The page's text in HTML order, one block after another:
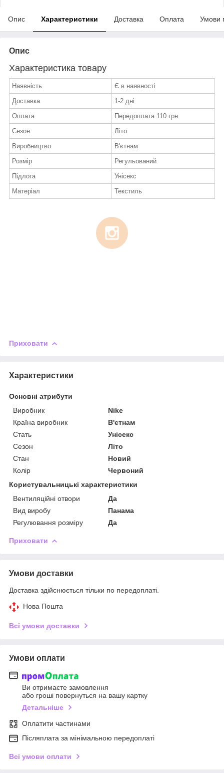
Опис Характеристики Доставка Оплата Умови
Опис
Характеристика товару
Наявність
Є в наявності
Доставка
1-2 дні
Оплата
Передоплата 110 грн
Сезон
Літо
Виробництво
В'єтнам
Розмір
Регульований
Підлога
Унісекс
Матеріал
Текстиль
Приховати
Характеристики
Основні атрибути
Виробник
Nike
Країна виробник
В'єтнам
Стать
Унісекс
Сезон
Літо
Стан
Новий
Колір
Червоний
Користувальницькі характеристики
Вентиляційні отвори
Да
Вид виробу
Панама
Регулювання розміру
Да
Приховати
Умови доставки
Доставка здійснюється тільки по передоплаті.
Нова Пошта
Всі умови доставки
Умови оплати
Ви отримаєте замовлення
або гроші повернуться на вашу картку
Детальніше
Оплатити частинами
Післяплата за мінімальною передоплаті
Всі умови оплати